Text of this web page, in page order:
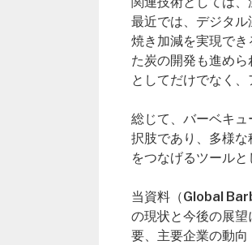
最近では、デジタ
焼き加減を実現で
た炭の開発も進め
としてだけでなく
総じて、バーベキ
択肢であり、多様
をつなげるツールと
当資料（Global
の現状と今後の展
要、主要企業の動